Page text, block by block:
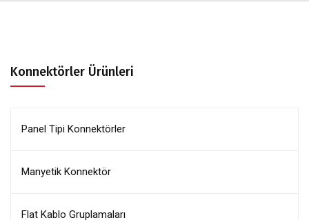
Konnektörler Ürünleri
Panel Tipi Konnektörler
Manyetik Konnektör
Flat Kablo Gruplamaları